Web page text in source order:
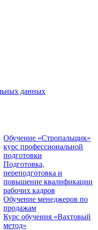
данных
Обучение «Стропальщик»
курс профессиональной
подготовки
Подготовка,
переподготовка и
повышение квалификации
рабочих кадров
Обучение менеджеров по
продажам
Курс обучения «Вахтовый
метод»